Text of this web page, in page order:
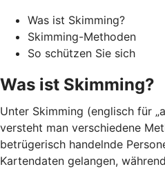
Was ist Skimming?
Skimming-Methoden
So schützen Sie sich
Was ist Skimming?
Unter Skimming (englisch für
versteht man verschiedene
betrügerisch handelnde
Kartendaten gelangen,